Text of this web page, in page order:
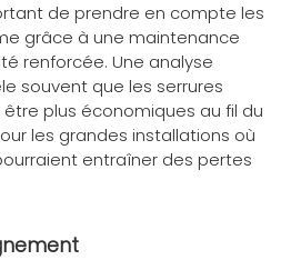
de prendre en compte les
grâce à une maintenance
renforcée. Une analyse
souvent que les serrures
plus économiques au fil du
les grandes installations où
entraîner des pertes